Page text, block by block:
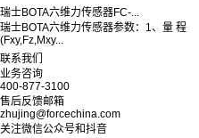
瑞士BOTA六维力传感器FC-...
瑞士BOTA六维力传感器参数：1、量 程
(Fxy,Fz,Mxy...
联系我们
业务咨询
400-877-3100
售后反馈邮箱
zhujing@forcechina.com
关注微信公众号和抖音